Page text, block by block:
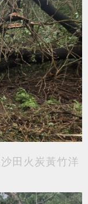
沙田火炭黃竹洋